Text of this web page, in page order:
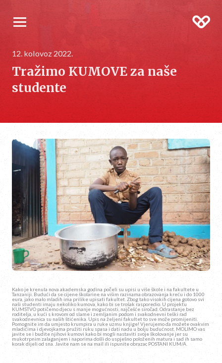
12. kolovoz 2022.
Tražimo KUMOVE za naše
studente
Kako je krenula nova akademska godina počeli su upisi u više škole i na fakultete u
Tanzaniji. Budući da se cijene školarine na višim razinama obrazovanja kreću i do 1000
eura, jako malo mladih ima prilike upisati fakultet. Zbog tako visokih cijena gotovo svi
naši studenti imaju nekoliko kumova, kako bi se trošak rasporedio. U projektu
KUMSTVO potičemo djecu s manje mogućnosti, najčešće siročad. Odrastanje bez
roditelja, u kući s krovom od slame i zemljanim podom i svakodnevni teški rad
svakodnevnica su naših štićenika. Upis na željeni fakultet to sve može promijeniti.
Pomognite im da umjesto krumpira u ruke uzmu knjige! Vjerujemo da možete ovakvim
mladićima i djevojkama pružiti ruku spasa i dati nadu u bolju budućnost. MOLIMO vas
javite se i budite njihovi kumovi kako bi mogli nastaviti svoje školovanje jer su
mukotrpnim zalaganjem i naporima došli do uspješno položenih matura i sad ih samo
korak dijeli od sna. Javite nam se na mail ili ispunite obrazac POSTANI KUM/A.